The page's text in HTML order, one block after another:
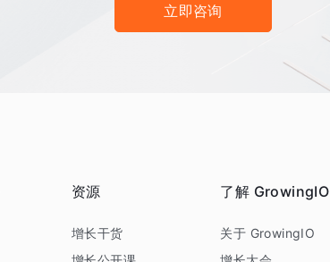
立即咨询
资源
增长干货
了解 GrowingIO
关于 GrowingIO